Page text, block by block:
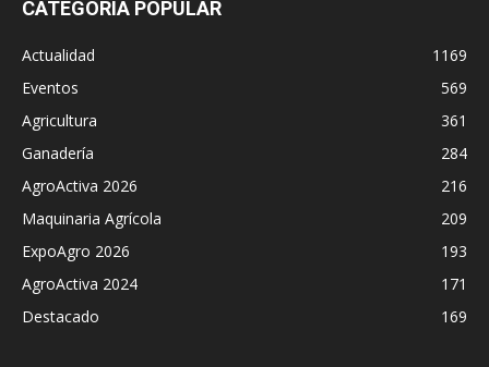
CATEGORÍA POPULAR
Actualidad
1169
Eventos
569
Agricultura
361
Ganadería
284
AgroActiva 2026
216
Maquinaria Agrícola
209
ExpoAgro 2026
193
AgroActiva 2024
171
Destacado
169